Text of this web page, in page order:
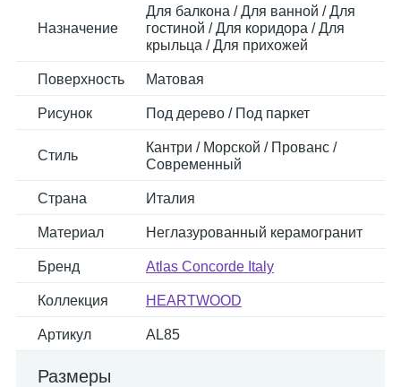
Назначение
Для балкона / Для ванной / Для
гостиной / Для коридора / Для
крыльца / Для прихожей
Поверхность Матовая
Рисунок Под дерево / Под паркет
Стиль
Кантри / Морской / Прованс /
Современный
Страна Италия
Материал Неглазурованный керамогранит
Бренд Atlas Concorde Italy
Коллекция HEARTWOOD
Артикул AL85
Размеры